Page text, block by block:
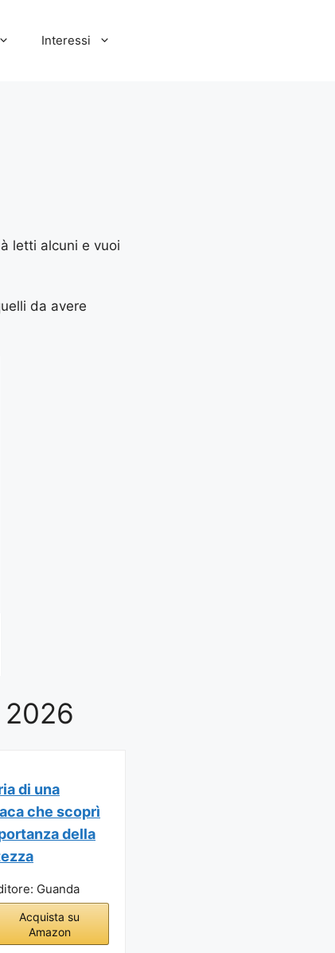
Interessi
letti alcuni e vuoi
da avere
2026
di una
che scoprì
della
Guanda
Acquista su
Amazon